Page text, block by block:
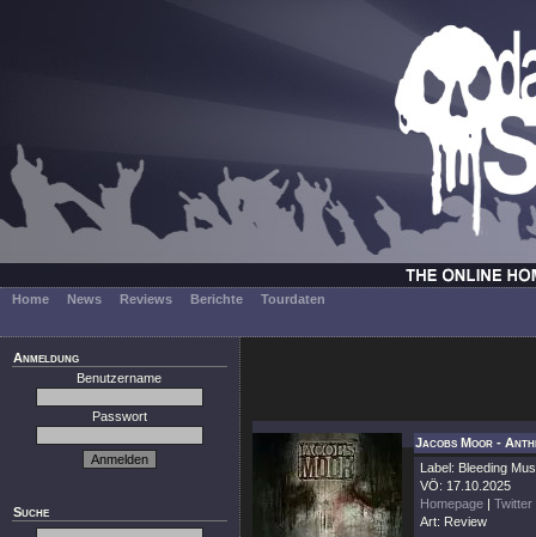
Home News Reviews Berichte Tourdaten
Anmeldung
Benutzername
Passwort
Suche
Jacobs Moor -
Label: Bleeding
VÖ: 17.10.2025
Homepage | Twitter
Art: Review